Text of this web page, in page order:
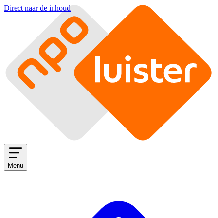
Direct naar de inhoud
Menu